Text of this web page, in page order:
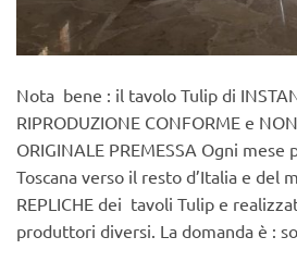
Nota bene : il tavolo Tulip di
RIPRODUZIONE CONFORME e
ORIGINALE PREMESSA Ogni
Toscana verso il resto d’Italia e del
REPLICHE dei tavoli Tulip e
produttori diversi. La domanda è :